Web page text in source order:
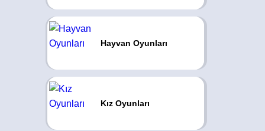
Hayvan Oyunları
Kız Oyunları